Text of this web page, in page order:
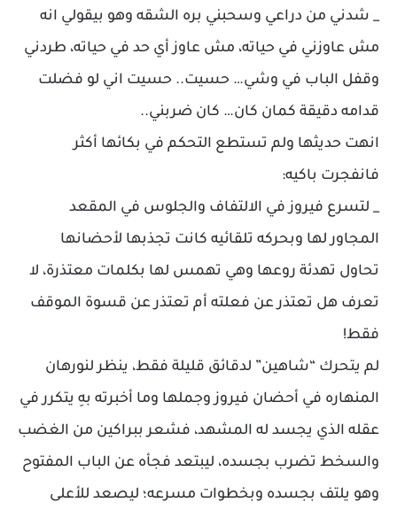
_ شدني من دراعي وسحبني بره الشقه وهو بيقولي انه
مش عاوزني في حياته، مش عاوز أي حد في حياته، طردني
وقفل الباب في وشي… حسيت.. حسيت اني لو فضلت
قدامه دقيقة كمان كان… كان ضربني..
انهت حديثها ولم تستطع التحكم في بكائها أكثر
فانفجرت باكيه:
_ لتسرع فيروز في الالتفاف والجلوس في المقعد
المجاور لها وبحركه تلقائيه كانت تجذبها لأحضانها
تحاول تهدئة روعها وهي تهمس لها بكلمات معتذرة، لا
تعرف هل تعتذر عن فعلته أم تعتذر عن قسوة الموقف
فقط!
لم يتحرك “شاهين” لدقائق قليلة فقط، ينظر لنورهان
المنهاره في أحضان فيروز وجملها وما أخبرته بهِ يتكرر في
عقله الذي يجسد له المشهد، فشعر ببراكين من الغضب
والسخط تضرب بجسده، ليبتعد فجأه عن الباب المفتوح
وهو يلتف بجسده وبخطوات مسرعه؛ ليصعد للأعلى